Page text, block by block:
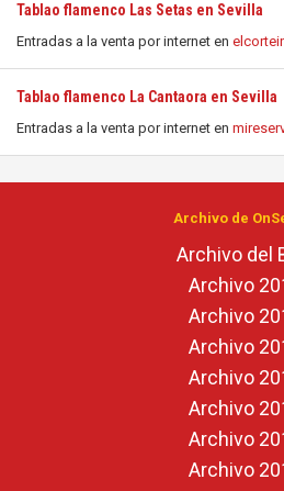
Tablao flamenco Las Setas en Sevilla
Entradas a la venta por internet en
Tablao flamenco La Cantaora en Sevilla
Entradas a la venta por internet en
Archivo de
Archivo del
Archivo
Archivo
Archivo
Archivo
Archivo
Archivo
Archivo